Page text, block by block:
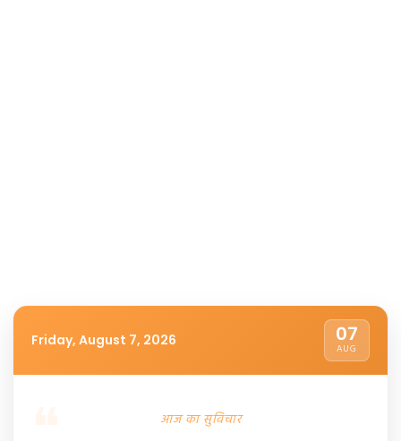
Friday, August 7, 2026 07
AUG
आज का सुविचार